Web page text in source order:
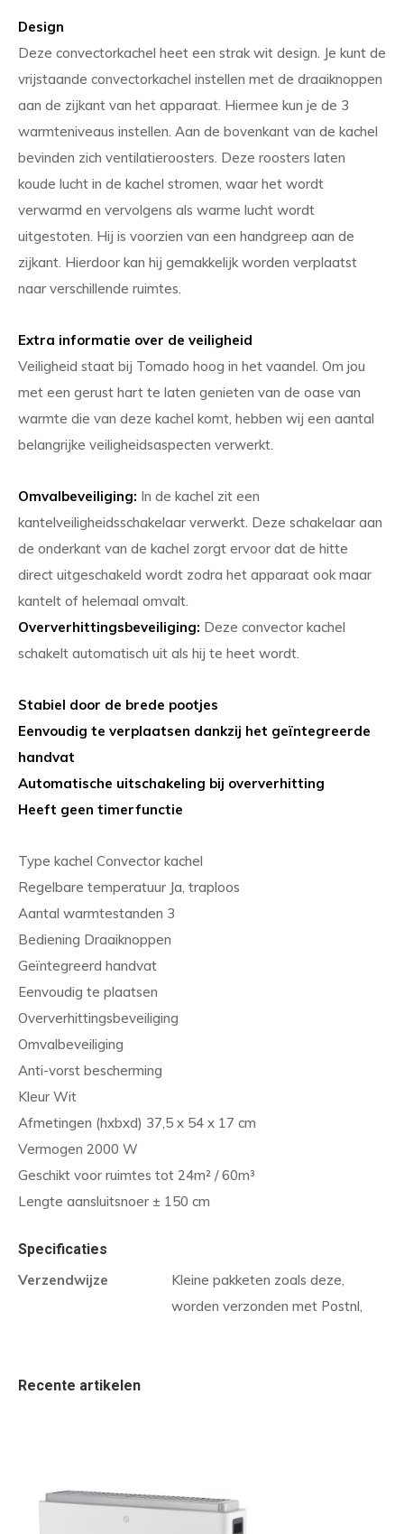
Design
Deze convectorkachel heet een strak wit design. Je kunt de
vrijstaande convectorkachel instellen met de draaiknoppen
aan de zijkant van het apparaat. Hiermee kun je de 3
warmteniveaus instellen. Aan de bovenkant van de kachel
bevinden zich ventilatieroosters. Deze roosters laten
koude lucht in de kachel stromen, waar het wordt
verwarmd en vervolgens als warme lucht wordt
uitgestoten. Hij is voorzien van een handgreep aan de
zijkant. Hierdoor kan hij gemakkelijk worden verplaatst
naar verschillende ruimtes.
Extra informatie over de veiligheid
Veiligheid staat bij Tomado hoog in het vaandel. Om jou
met een gerust hart te laten genieten van de oase van
warmte die van deze kachel komt, hebben wij een aantal
belangrijke veiligheidsaspecten verwerkt.
Omvalbeveiliging:
In de kachel zit een
kantelveiligheidsschakelaar verwerkt. Deze schakelaar aan
de onderkant van de kachel zorgt ervoor dat de hitte
direct uitgeschakeld wordt zodra het apparaat ook maar
kantelt of helemaal omvalt.
Oververhittingsbeveiliging:
Deze convector kachel
schakelt automatisch uit als hij te heet wordt.
Stabiel door de brede pootjes
Eenvoudig te verplaatsen dankzij het geïntegreerde
handvat
Automatische uitschakeling bij oververhitting
Heeft geen timerfunctie
Type kachel Convector kachel
Regelbare temperatuur Ja, traploos
Aantal warmtestanden 3
Bediening Draaiknoppen
Geïntegreerd handvat
Eenvoudig te plaatsen
Oververhittingsbeveiliging
Omvalbeveiliging
Anti-vorst bescherming
Kleur Wit
Afmetingen (hxbxd) 37,5 x 54 x 17 cm
Vermogen 2000 W
Geschikt voor ruimtes tot 24m² / 60m³
Lengte aansluitsnoer ± 150 cm
Specificaties
Verzendwijze
Kleine pakketen zoals deze,
worden verzonden met Postnl,
Recente artikelen